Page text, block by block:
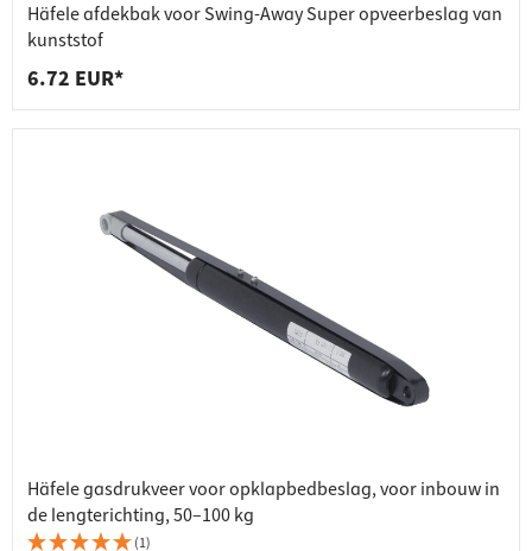
Häfele afdekbak voor Swing-Away Super opveerbeslag van
kunststof
6.72 EUR*
Häfele gasdrukveer voor opklapbedbeslag, voor inbouw in
de lengterichting, 50–100 kg
(1)